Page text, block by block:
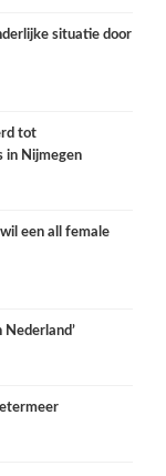
situatie door
tot
in Nijmegen
een all female
Nederland’